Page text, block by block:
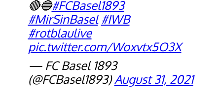
🔴🔵#FCBasel1893
#MirSinBasel #IWB
#rotblaulive
pic.twitter.com/Woxvtx5O3X
— FC Basel 1893
(@FCBasel1893)August 31, 2021